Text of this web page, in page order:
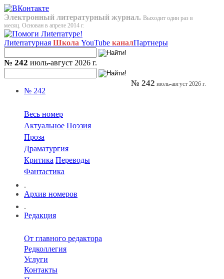
Электронный литературный журнал. Выходит один раз в
месяц. Основан в апреле 2014 г.
Лиterraтурная Школа YouTube каналПартнеры
№ 242 июль-август 2026 г.
№ 242
Весь номер
Актуальное Поэзия
Проза
Драматургия
Критика Переводы
Фантастика
.
Архив номеров
.
Редакция
От главного редактора
Редколлегия
Услуги
Контакты
№ 242 июль-август 2026 г.